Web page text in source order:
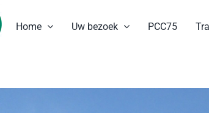
Home Uw bezoek PCC75